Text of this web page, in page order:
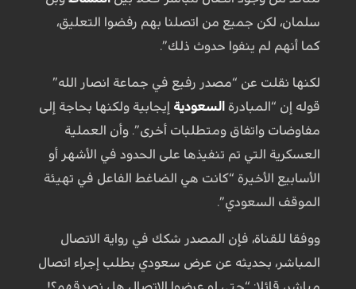
سلمان، لكن جميع من اتصلنا بهم رفضوا التعليق،
كما أنهم لم ينفوا حدوث ذلك”.
لكنها نقلت عن “مصدر رفيع في جماعة انصار الله”
قوله إن “المبادرة السعودية إيجابية ولكنها بحاجة إلى
مفاوضات واتفاق ومتطلبات أخرى”. وأن العملية
العسكرية التي تم تنفيذها على الحدود في الأشهر أو
الأسابيع الأخيرة “كانت هي الضاغط الفاعل في تهيئة
الموقف السعودي”.
ووفقا للقناة، فإن المصدر شكك في رواية الاتصال
المباشر، بحديثه عن عرض سعودي بطلب إجراء اتصال
مباشر، قائلا: “حتى لو عرضوا الاتصال هل نصدقهم؟!